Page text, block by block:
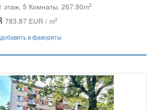
этаж, 5 Комнаты, 267.90m2
783.87 EUR / m2
добавить в фавориты